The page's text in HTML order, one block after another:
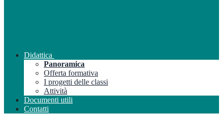
Didattica
Panoramica
Offerta formativa
I progetti delle classi
Attività
Documenti utili
Contatti